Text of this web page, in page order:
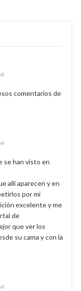
comentarios de
se han visto en
allí aparecen y en
por mi
excelente y me
de
que ver los
su cama y con la